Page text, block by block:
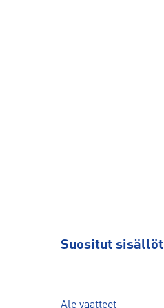
Suositut sisällöt
Ale vaatteet